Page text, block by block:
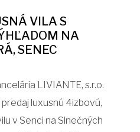
VILA S
NA
SENEC
LIVIANTE, s.r.o.
luxusnú 4izbovú,
v Senci na Slnečných